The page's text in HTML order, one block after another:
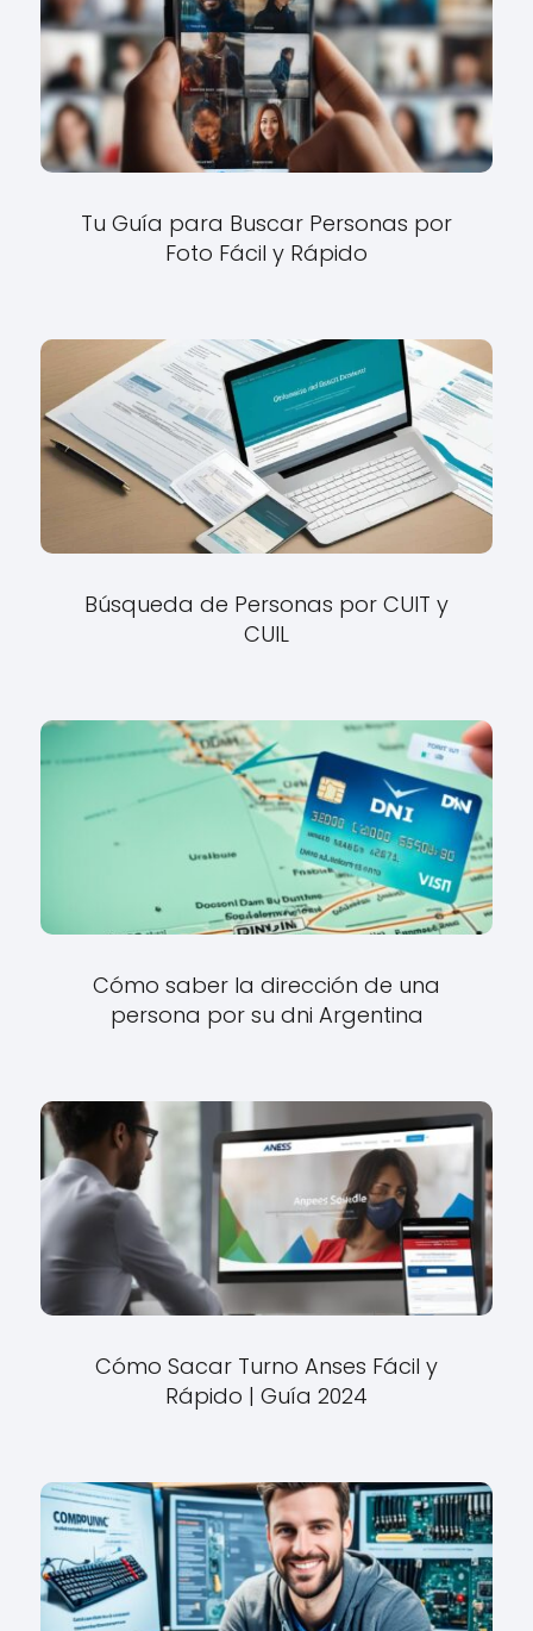
Tu Guía para Buscar Personas por
Foto Fácil y Rápido
Búsqueda de Personas por CUIT y
CUIL
Cómo saber la dirección de una
persona por su dni Argentina
Cómo Sacar Turno Anses Fácil y
Rápido | Guía 2024